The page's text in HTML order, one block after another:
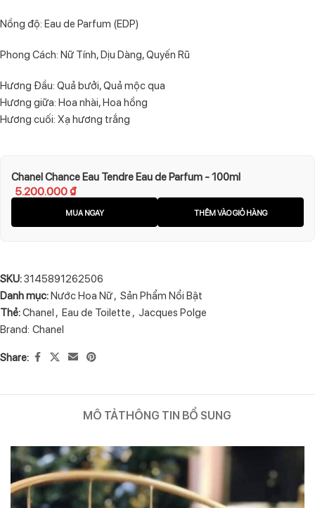
Nồng độ: Eau de Parfum (EDP)
Phong Cách: Nữ Tính, Dịu Dàng, Quyến Rũ
Hương Đầu: Quả bưởi, Quả mộc qua
Hương giữa: Hoa nhài, Hoa hồng
Hương cuối: Xạ hương trắng
Chanel Chance Eau Tendre Eau de Parfum - 100ml
5.200.000₫
MUA NGAY THÊM VÀO GIỎ HÀNG
SKU:3145891262506
Danh mục:Nước Hoa Nữ, Sản Phẩm Nổi Bật
Thẻ:Chanel , Eau de Toilette , Jacques Polge
Brand: Chanel
Share:
MÔ TẢTHÔNG TIN BỔ SUNG